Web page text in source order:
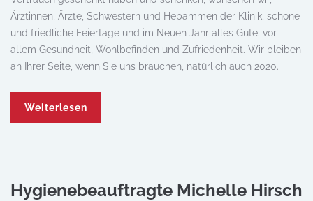
Ärztinnen, Ärzte, Schwestern und Hebammen der Klinik, schöne
und friedliche Feiertage und im Neuen Jahr alles Gute. vor
allem Gesundheit, Wohlbefinden und Zufriedenheit. Wir bleiben
an Ihrer Seite, wenn Sie uns brauchen, natürlich auch 2020.
Weiterlesen
Hygienebeauftragte Michelle Hirsch